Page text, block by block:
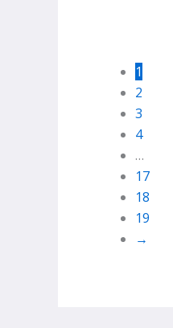
1
2
3
4
…
17
18
19
→